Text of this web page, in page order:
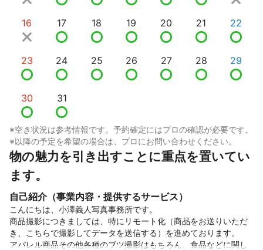
16 17 18 19 20 21 22
23 24 25 26 27 28 29
30 31
※空き状況は参考情報です。予約確定にはプロの確認が必要です。
※以降の予定を希望の場合は、プロにお問い合わせください。
物の魅力を引き出すことに重点を置いてい
ます。
自己紹介（事業内容・提供するサービス）
こんにちは、小澤義人写真事務所です。
商品撮影につきましては、特にリモート化（商品をお送りいただ
き、こちらで撮影してデータを送信する）を進めております。
アパレル商品その他各種のブツ撮影はもちろん、食品などに関し